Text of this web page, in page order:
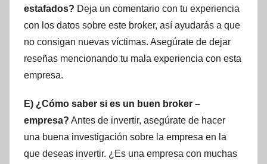
estafados? Deja un comentario con tu experiencia
con los datos sobre este broker, así ayudarás a que
no consigan nuevas víctimas. Asegúrate de dejar
reseñas mencionando tu mala experiencia con esta
empresa.
E) ¿Cómo saber si es un buen broker –
empresa? Antes de invertir, asegúrate de hacer
una buena investigación sobre la empresa en la
que deseas invertir. ¿Es una empresa con muchas